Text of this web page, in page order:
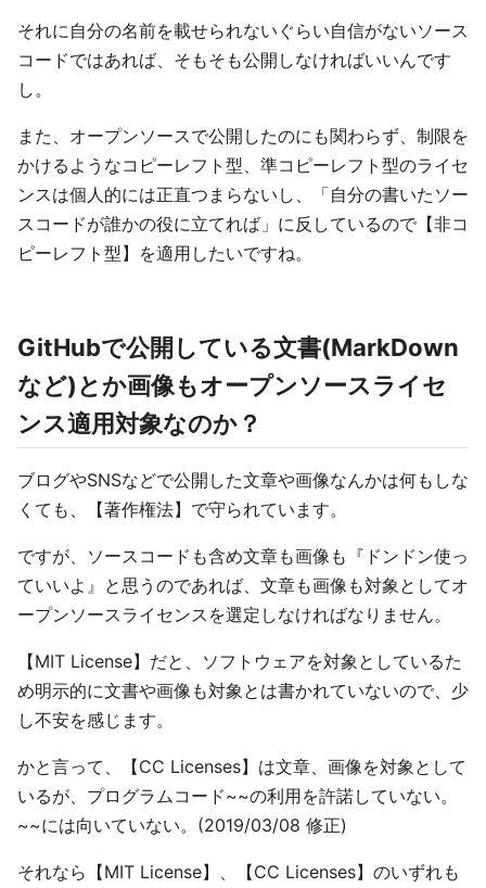
それに自分の名前を載せられないぐらい自信がないソース
コードではあれば、そもそも公開しなければいいんです
し。
また、オープンソースで公開したのにも関わらず、制限を
かけるようなコピーレフト型、準コピーレフト型のライセ
ンスは個人的には正直つまらないし、「自分の書いたソー
スコードが誰かの役に立てれば」に反しているので【⾮コ
ピーレフト型】を適用したいですね。
GitHubで公開している文書(MarkDown
など)とか画像もオープンソースライセ
ンス適用対象なのか？
ブログやSNSなどで公開した文章や画像なんかは何もしな
くても、【著作権法】で守られています。
ですが、ソースコードも含め文章も画像も『ドンドン使っ
ていいよ』と思うのであれば、文章も画像も対象としてオ
ープンソースライセンスを選定しなければなりません。
【MIT License】だと、ソフトウェアを対象としているた
め明示的に文書や画像も対象とは書かれていないので、少
し不安を感じます。
かと言って、【CC Licenses】は文章、画像を対象として
いるが、プログラムコード~~の利用を許諾していない。
~~には向いていない。(2019/03/08 修正)
それなら【MIT License】、【CC Licenses】のいずれも